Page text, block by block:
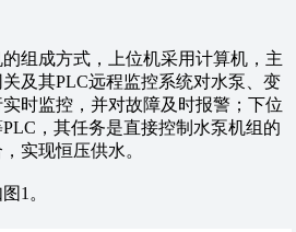
组成方式，上位机采用计算机，主
及其PLC远程监控系统对水泵、变
时监控，并对故障及时报警；下位
，其任务是直接控制水泵机组的
实现恒压供水。
1。